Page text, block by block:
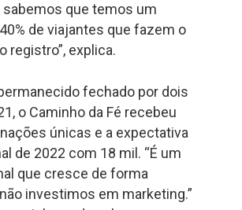
que temos um
de viajantes que fazem o
registro”, explica.
fechado por dois
o Caminho da Fé recebeu
únicas e a expectativa
de 2022 com 18 mil. “É um
que cresce de forma
investimos em marketing.”